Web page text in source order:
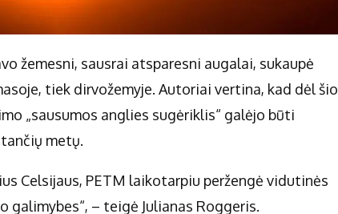
žemesni, sausrai atsparesni augalai, sukaupė
tiek dirvožemyje. Autoriai vertina, kad dėl šio
„sausumos anglies sugėriklis“ galėjo būti
metų.
Celsijaus, PETM laikotarpiu peržengė vidutinės
– teigė Julianas Roggeris.